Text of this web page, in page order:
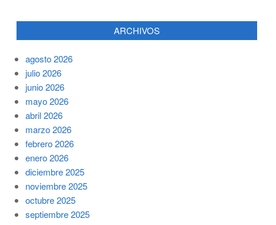
ARCHIVOS
agosto 2026
julio 2026
junio 2026
mayo 2026
abril 2026
marzo 2026
febrero 2026
enero 2026
diciembre 2025
noviembre 2025
octubre 2025
septiembre 2025